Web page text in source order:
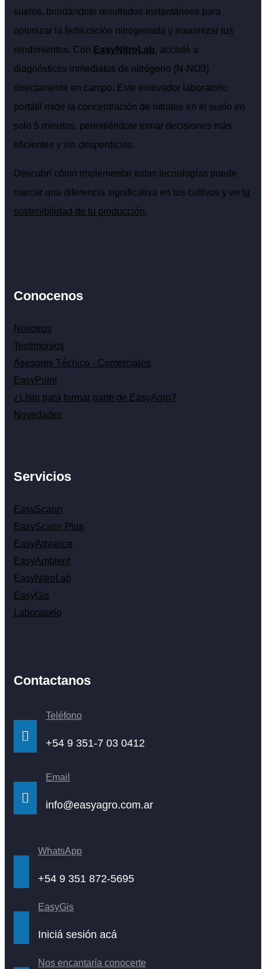
suelos, brindándote resultados instantáneos para
optimizar la fertilización nitrogenada y maximizar tus
rendimientos. Con EasyNitroLab, accedé a
diagnósticos inmediatos de nitrógeno (N-NO3)
directamente en campo. Este innovador laboratorio
portátil mide la concentración de nitratos en el suelo en
solo 5 minutos, permitiéndote tomar decisiones más
eficientes y sin desperdicios.
Descubrí cómo implementar estas tecnologías puede
marcar una diferencia significativa en tus cultivos y en l a
sostenibilidad de tu producción.
Conocenos
Nosotros
Testimonios
Asesores Técnico - Comerciales
EasyPoint
¿Listo para formar parte de EasyAgro?
Novedades
Servicios
EasyScann
EasyScann Plus
EasyAdvance
EasyAmbient
EasyNitroLab
EasyGis
Laboratorio
Contactanos
Teléfono
+54 9 351-7 03 0412
Email
info@easyagro.com.ar
WhatsApp
+54 9 351 872-5695
EasyGis
Iniciá sesión acá
Nos encantaría conocerte